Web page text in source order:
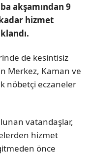
akşamından 9
hizmet
de kesintisiz
Merkez, Kaman ve
nöbetçi eczaneler
vatandaşlar,
hizmet
önce